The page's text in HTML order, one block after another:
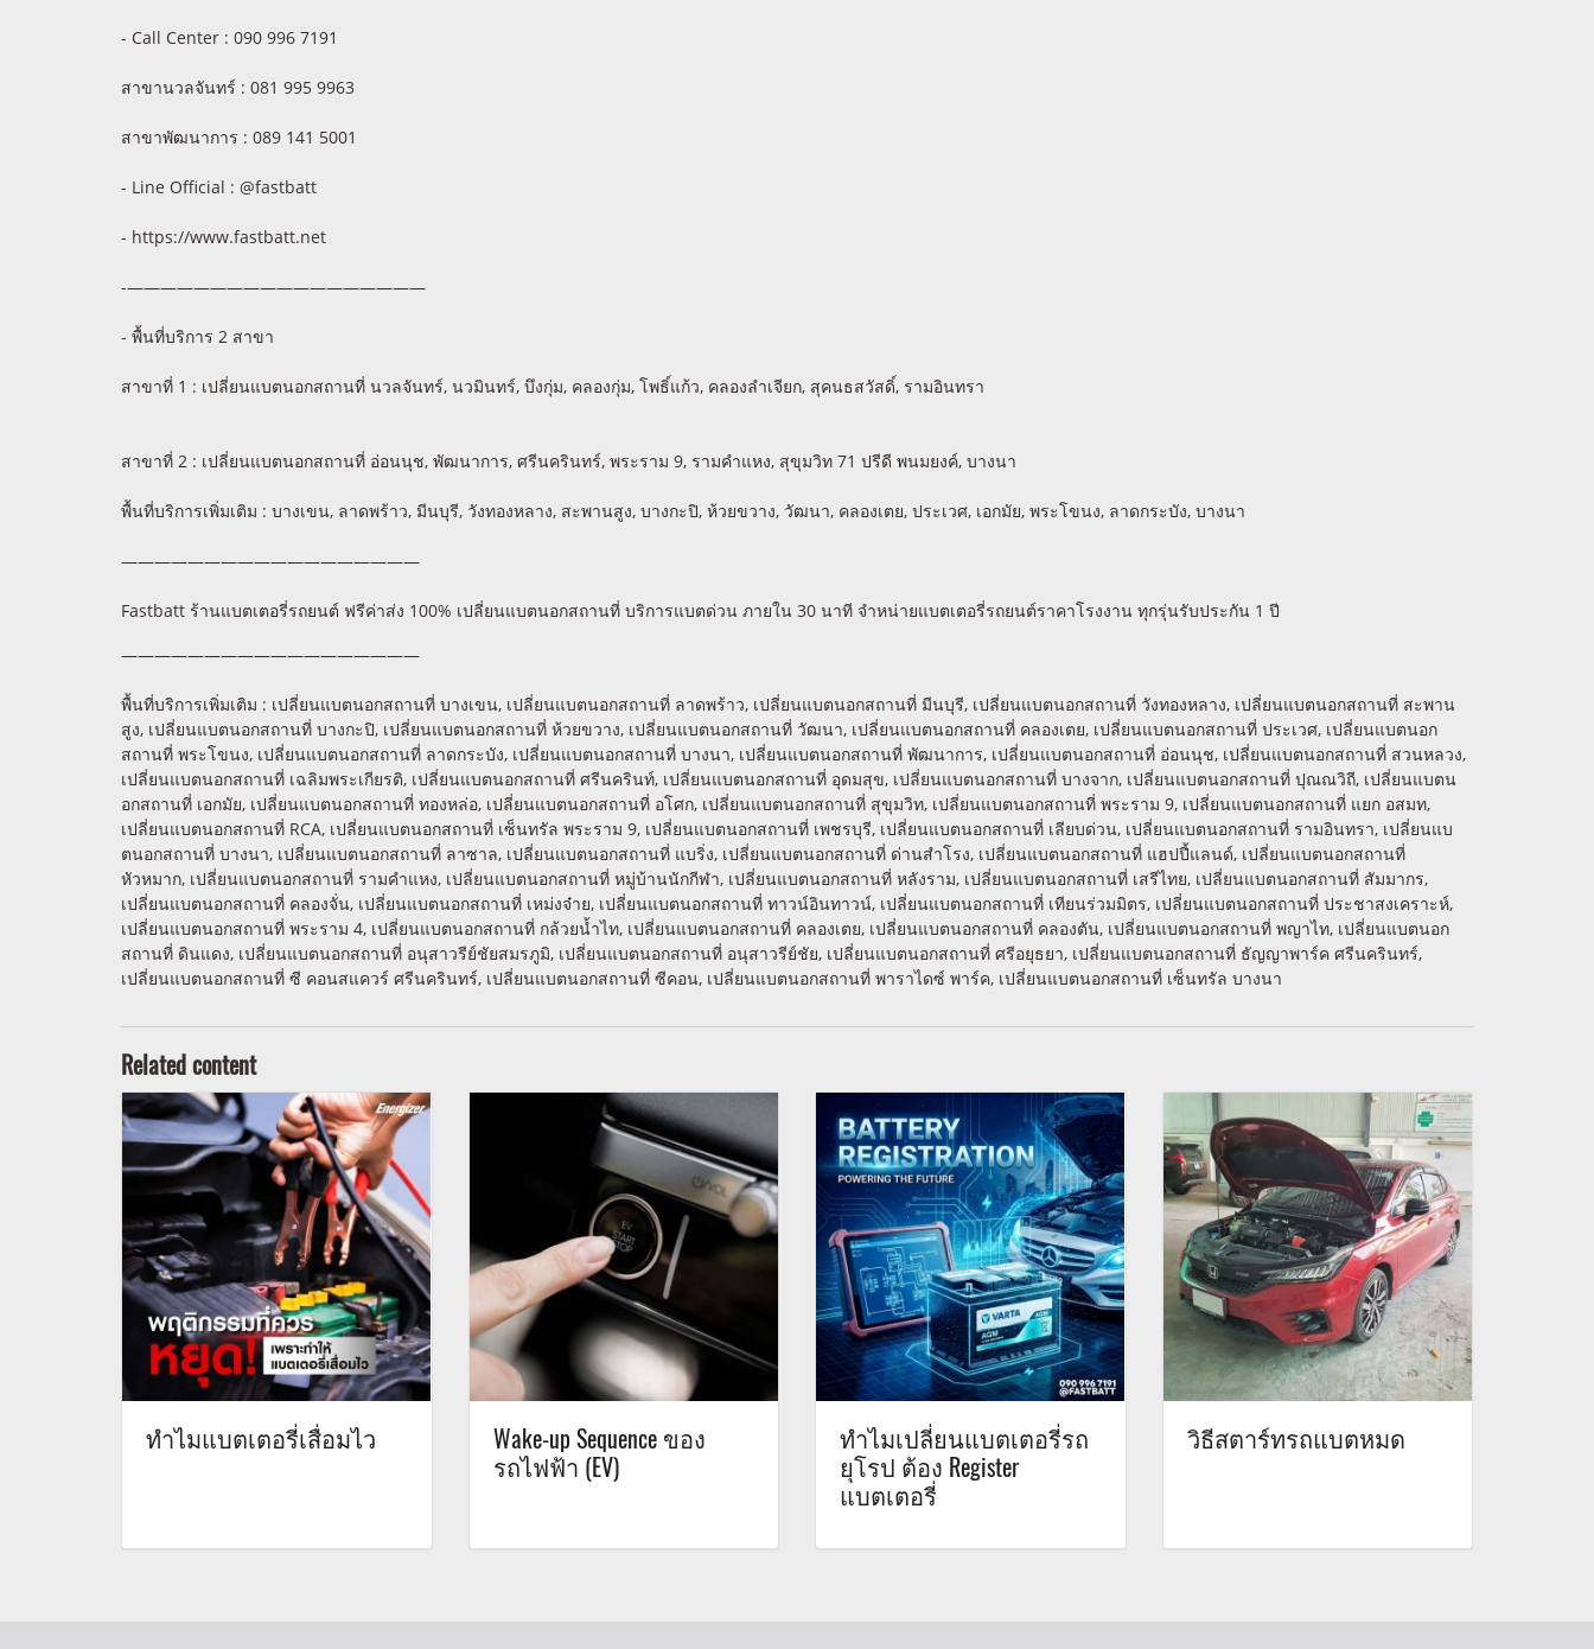
- Call Center : 090 996 7191
สาขานวลจันทร์ : 081 995 9963
สาขาพัฒนาการ : 089 141 5001
- Line Official : @fastbatt
- https://www.fastbatt.net
-——————————————————
- พื้นที่บริการ 2 สาขา
สาขาที่ 1 : เปลี่ยนแบตนอกสถานที่ นวลจันทร์, นวมินทร์, บึงกุ่ม, คลองกุ่ม, โพธิ์แก้ว, คลองลำเจียก, สุคนธสวัสดิ์, รามอินทรา
สาขาที่ 2 : เปลี่ยนแบตนอกสถานที่ อ่อนนุช, พัฒนาการ, ศรีนครินทร์, พระราม 9, รามคำแหง, สุขุมวิท 71 ปรีดี พนมยงค์, บางนา
พื้นที่บริการเพิ่มเติม : บางเขน, ลาดพร้าว, มีนบุรี, วังทองหลาง, สะพานสูง, บางกะปิ, ห้วยขวาง, วัฒนา, คลองเตย, ประเวศ, เอกมัย, พระโขนง, ลาดกระบัง, บางนา
——————————————————
Fastbatt ร้านแบตเตอรี่รถยนต์ ฟรีค่าส่ง 100% เปลี่ยนแบตนอกสถานที่ บริการแบตด่วน ภายใน 30 นาที จำหน่ายแบตเตอรี่รถยนต์ราคาโรงงาน ทุกรุ่นรับประกัน 1 ปี
——————————————————
พื้นที่บริการเพิ่มเติม : เปลี่ยนแบตนอกสถานที่ บางเขน, เปลี่ยนแบตนอกสถานที่ ลาดพร้าว, เปลี่ยนแบตนอกสถานที่ มีนบุรี, เปลี่ยนแบตนอกสถานที่ วังทองหลาง, เปลี่ยนแบตนอกสถานที่ สะพาน
สูง, เปลี่ยนแบตนอกสถานที่ บางกะปิ, เปลี่ยนแบตนอกสถานที่ ห้วยขวาง, เปลี่ยนแบตนอกสถานที่ วัฒนา, เปลี่ยนแบตนอกสถานที่ คลองเตย, เปลี่ยนแบตนอกสถานที่ ประเวศ, เปลี่ยนแบตนอก
สถานที่ พระโขนง, เปลี่ยนแบตนอกสถานที่ ลาดกระบัง, เปลี่ยนแบตนอกสถานที่ บางนา, เปลี่ยนแบตนอกสถานที่ พัฒนาการ, เปลี่ยนแบตนอกสถานที่ อ่อนนุช, เปลี่ยนแบตนอกสถานที่ สวนหลวง,
เปลี่ยนแบตนอกสถานที่ เฉลิมพระเกียรติ, เปลี่ยนแบตนอกสถานที่ ศรีนครินท์, เปลี่ยนแบตนอกสถานที่ อุดมสุข, เปลี่ยนแบตนอกสถานที่ บางจาก, เปลี่ยนแบตนอกสถานที่ ปุณณวิถี, เปลี่ยนแบตน
อกสถานที่ เอกมัย, เปลี่ยนแบตนอกสถานที่ ทองหล่อ, เปลี่ยนแบตนอกสถานที่ อโศก, เปลี่ยนแบตนอกสถานที่ สุขุมวิท, เปลี่ยนแบตนอกสถานที่ พระราม 9, เปลี่ยนแบตนอกสถานที่ แยก อสมท,
เปลี่ยนแบตนอกสถานที่ RCA, เปลี่ยนแบตนอกสถานที่ เซ็นทรัล พระราม 9, เปลี่ยนแบตนอกสถานที่ เพชรบุรี, เปลี่ยนแบตนอกสถานที่ เลียบด่วน, เปลี่ยนแบตนอกสถานที่ รามอินทรา, เปลี่ยนแบ
ตนอกสถานที่ บางนา, เปลี่ยนแบตนอกสถานที่ ลาซาล, เปลี่ยนแบตนอกสถานที่ แบริ่ง, เปลี่ยนแบตนอกสถานที่ ด่านสำโรง, เปลี่ยนแบตนอกสถานที่ แฮปปี้แลนด์, เปลี่ยนแบตนอกสถานที่
หัวหมาก, เปลี่ยนแบตนอกสถานที่ รามคำแหง, เปลี่ยนแบตนอกสถานที่ หมู่บ้านนักกีฬา, เปลี่ยนแบตนอกสถานที่ หลังราม, เปลี่ยนแบตนอกสถานที่ เสรีไทย, เปลี่ยนแบตนอกสถานที่ สัมมากร,
เปลี่ยนแบตนอกสถานที่ คลองจั่น, เปลี่ยนแบตนอกสถานที่ เหม่งจ๋าย, เปลี่ยนแบตนอกสถานที่ ทาวน์อินทาวน์, เปลี่ยนแบตนอกสถานที่ เทียนร่วมมิตร, เปลี่ยนแบตนอกสถานที่ ประชาสงเคราะห์,
เปลี่ยนแบตนอกสถานที่ พระราม 4, เปลี่ยนแบตนอกสถานที่ กล้วยน้ำไท, เปลี่ยนแบตนอกสถานที่ คลองเตย, เปลี่ยนแบตนอกสถานที่ คลองตัน, เปลี่ยนแบตนอกสถานที่ พญาไท, เปลี่ยนแบตนอก
สถานที่ ดินแดง, เปลี่ยนแบตนอกสถานที่ อนุสาวรีย์ชัยสมรภูมิ, เปลี่ยนแบตนอกสถานที่ อนุสาวรีย์ชัย, เปลี่ยนแบตนอกสถานที่ ศรีอยุธยา, เปลี่ยนแบตนอกสถานที่ ธัญญาพาร์ค ศรีนครินทร์,
เปลี่ยนแบตนอกสถานที่ ซี คอนสแควร์ ศรีนครินทร์, เปลี่ยนแบตนอกสถานที่ ซีคอน, เปลี่ยนแบตนอกสถานที่ พาราไดซ์ พาร์ค, เปลี่ยนแบตนอกสถานที่ เซ็นทรัล บางนา
Related content
ทำไมแบตเตอรี่เสื่อมไว
Wake-up Sequence ของ
รถไฟฟ้า (EV)
ทำไมเปลี่ยนแบตเตอรี่รถ
ยุโรป ต้อง Register
แบตเตอรี่
วิธีสตาร์ทรถแบตหมด